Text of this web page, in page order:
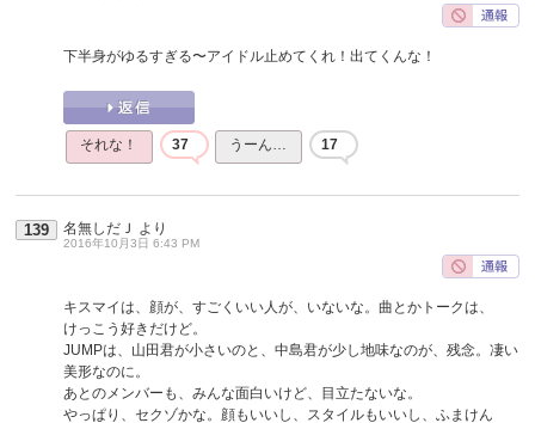
下半身がゆるすぎる〜アイドル止めてくれ！出てくんな！
それな！ 37 うーん… 17
139 名無しだＪ より
2016年10月3日 6:43 PM
キスマイは、顔が、すごくいい人が、いないな。曲とかトークは、
けっこう好きだけど。
JUMPは、山田君が小さいのと、中島君が少し地味なのが、残念。凄い
美形なのに。
あとのメンバーも、みんな面白いけど、目立たないな。
やっぱり、セクゾかな。顔もいいし、スタイルもいいし、ふまけん